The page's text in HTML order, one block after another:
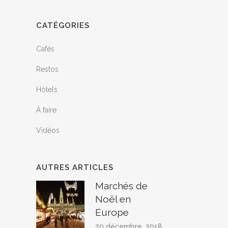
CATÉGORIES
Cafés
Restos
Hôtels
À faire
Vidéos
AUTRES ARTICLES
Marchés de
Noël en
Europe